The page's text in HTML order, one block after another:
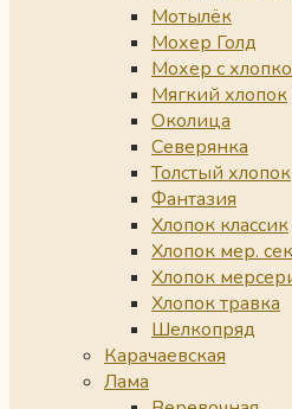
Мотылёк
Мохер Голд
Мохер с
Мягкий хлопок
Околица
Северянка
Толстый хлопок
Фантазия
Хлопок классик
Хлопок мер.
Хлопок
Хлопок травка
Шелкопряд
Карачаевская
Лама